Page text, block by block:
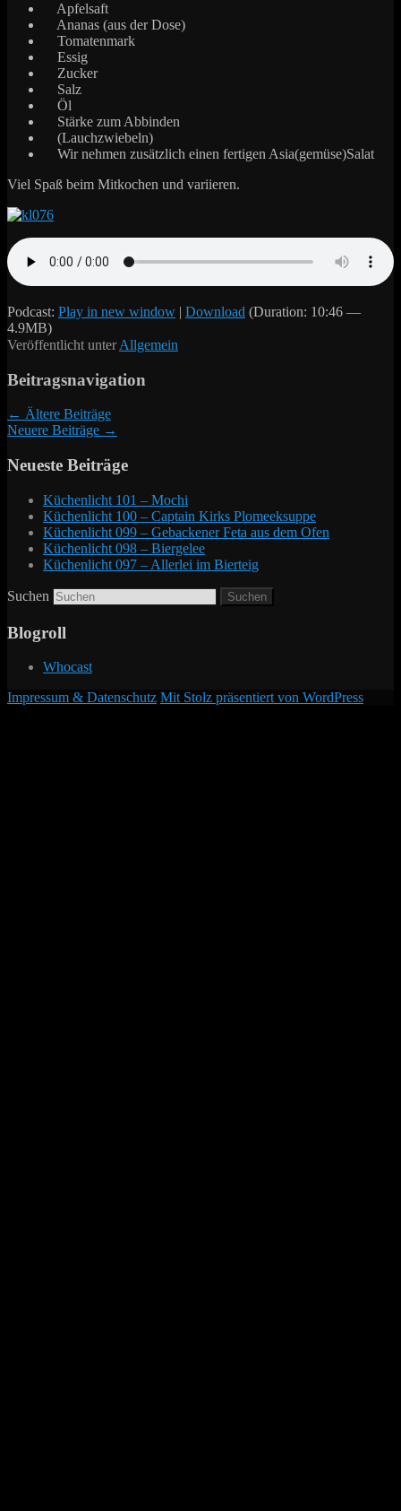
Apfelsaft
Ananas (aus der Dose)
Tomatenmark
Essig
Zucker
Salz
Öl
Stärke zum Abbinden
(Lauchzwiebeln)
Wir nehmen zusätzlich einen fertigen Asia(gemüse)Salat
Viel Spaß beim Mitkochen und variieren.
Podcast: Play in new window | Download (Duration: 10:46 —
4.9MB)
Veröffentlicht unter Allgemein
Beitragsnavigation
← Ältere Beiträge
Neuere Beiträge →
Neueste Beiträge
Küchenlicht 101 – Mochi
Küchenlicht 100 – Captain Kirks Plomeeksuppe
Küchenlicht 099 – Gebackener Feta aus dem Ofen
Küchenlicht 098 – Biergelee
Küchenlicht 097 – Allerlei im Bierteig
Suchen
Blogroll
Whocast
Impressum & Datenschutz Mit Stolz präsentiert von WordPress